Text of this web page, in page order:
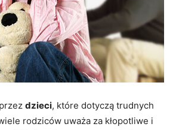
dzieci, które dotyczą trudnych
rodziców uważa za kłopotliwe i